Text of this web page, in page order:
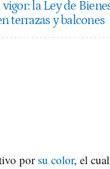
la Ley de
terrazas y balcones
por su color, el cual